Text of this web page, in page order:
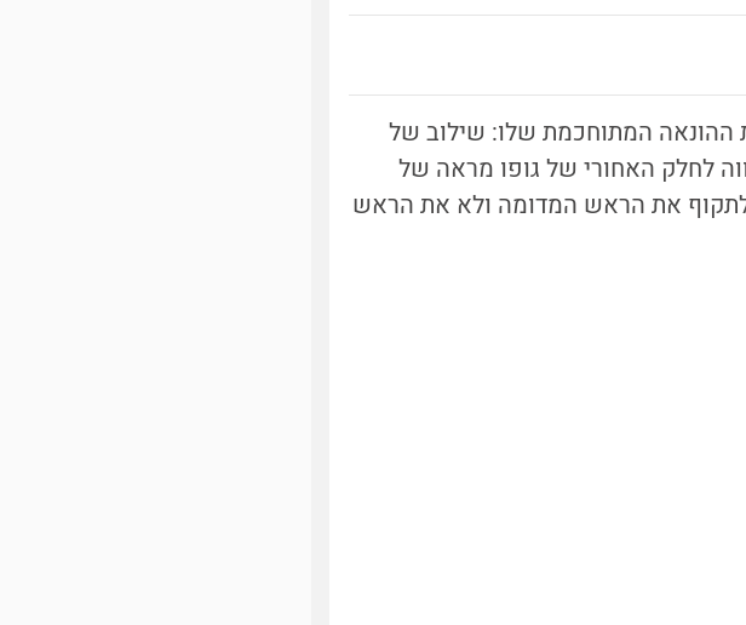
ההונאה המתוחכמת שלו: שילוב של
לחלק האחורי של גופו מראה של
לתקוף את הראש המדומה ולא את הראש